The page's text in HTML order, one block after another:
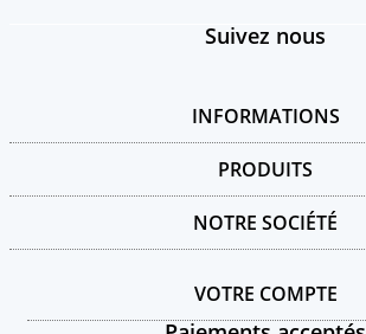
Suivez nous
INFORMATIONS
PRODUITS
NOTRE SOCIÉTÉ
VOTRE COMPTE